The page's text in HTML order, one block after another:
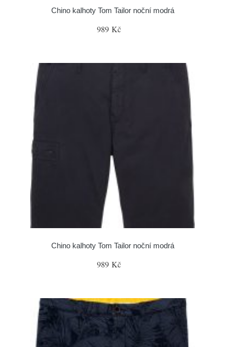
Chino kalhoty Tom Tailor noční modrá
989 Kč
Chino kalhoty Tom Tailor noční modrá
989 Kč